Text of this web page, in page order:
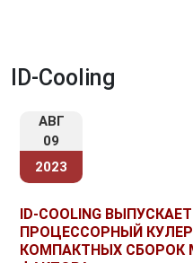
ID-Cooling
АВГ
09
2023
ID-COOLING
ПРОЦЕССОРНЫЙ КУЛЕР
КОМПАКТНЫХ СБОРОК